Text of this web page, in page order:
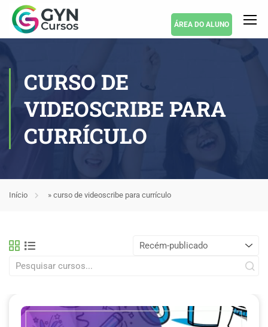
ÁREA DO ALUNO
CURSO DE
VIDEOSCRIBE PARA
CURRÍCULO
Início » curso de videoscribe para currículo